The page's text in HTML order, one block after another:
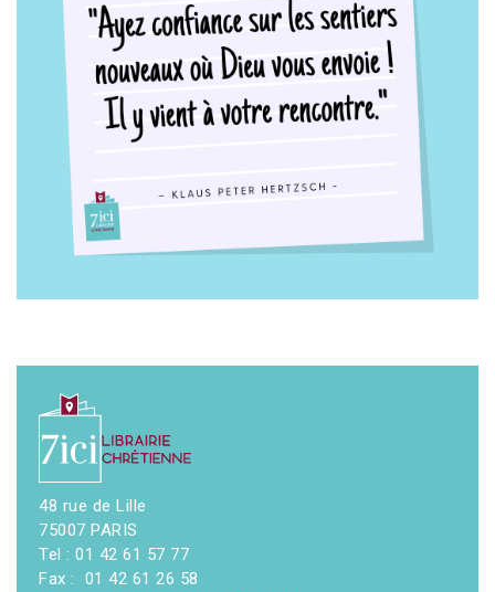
48 rue de Lille
75007 PARIS
Tel : 01 42 61 57 77
Fax : 01 42 61 26 58